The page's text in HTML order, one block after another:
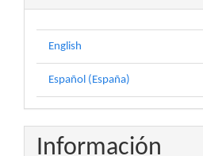
English
Español (España)
Información